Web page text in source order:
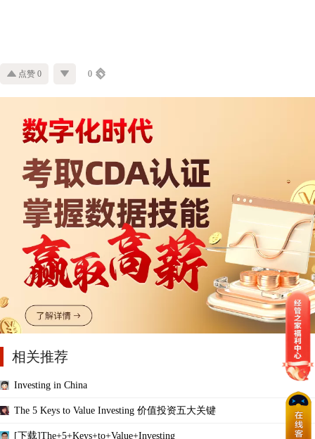
点赞 0 0
相关推荐
Investing in China
The 5 Keys to Value Investing 价值投资五大关键
[下载]The+5+Keys+to+Value+Investing